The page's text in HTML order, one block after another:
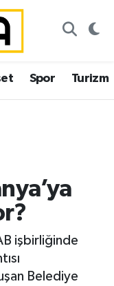
Spor Turizm
işbirliğinde
Belediye